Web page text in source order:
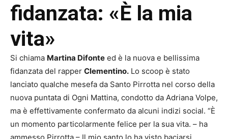
fidanzata: «È la mia
vita»
Si chiama Martina Difonte ed è la nuova e bellissima
fidanzata del rapper Clementino. Lo scoop è stato
lanciato qualche mesefa da Santo Pirrotta nel corso della
nuova puntata di Ogni Mattina, condotto da Adriana Volpe,
ma è effettivamente confermato da alcuni indizi social. “È
un momento particolarmente felice per la sua vita. – ha